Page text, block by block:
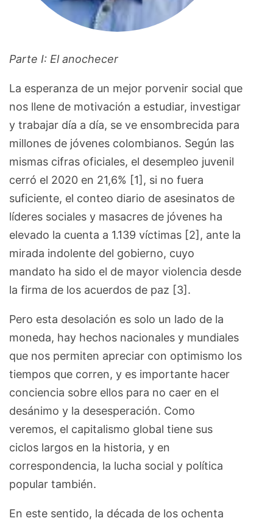
Parte I: El anochecer
La esperanza de un mejor porvenir social que
nos llene de motivación a estudiar, investigar
y trabajar día a día, se ve ensombrecida para
millones de jóvenes colombianos. Según las
mismas cifras oficiales, el desempleo juvenil
cerró el 2020 en 21,6% [1], si no fuera
suficiente, el conteo diario de asesinatos de
líderes sociales y masacres de jóvenes ha
elevado la cuenta a 1.139 víctimas [2], ante la
mirada indolente del gobierno, cuyo
mandato ha sido el de mayor violencia desde
la firma de los acuerdos de paz [3].
Pero esta desolación es solo un lado de la
moneda, hay hechos nacionales y mundiales
que nos permiten apreciar con optimismo los
tiempos que corren, y es importante hacer
conciencia sobre ellos para no caer en el
desánimo y la desesperación. Como
veremos, el capitalismo global tiene sus
ciclos largos en la historia, y en
correspondencia, la lucha social y política
popular también.
En este sentido, la década de los ochenta